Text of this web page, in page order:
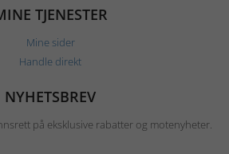
TJENESTER
Mine sider
Handle direkt
NYHETSBREV
på eksklusive rabatter og motenyheter.